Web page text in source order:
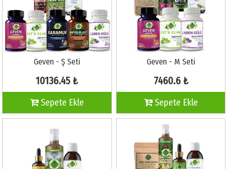
Geven - Ş Seti
10136.45 ₺
Sepete Ekle
Geven - M Seti
7460.6 ₺
Sepete Ekle